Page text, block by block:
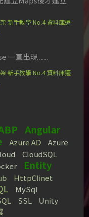
新手教學 No.4 資料庫遷
一直出現 ......
新手教學 No.4 資料庫遷
Angular
Azure AD
Azure
CloudSQL
Entity
HttpClinet
MySql
SSL
Unity